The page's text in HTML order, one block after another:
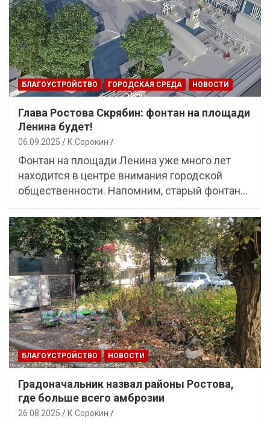
БЛАГОУСТРОЙСТВО ГОРОДСКАЯ СРЕДА НОВОСТИ
Глава Ростова Скрябин: фонтан на площади
Ленина будет!
06.09.2025 К.Сорокин
Фонтан на площади Ленина уже много лет
находится в центре внимания городской
общественности. Напомним, старый фонтан…
БЛАГОУСТРОЙСТВО НОВОСТИ
Градоначальник назвал районы Ростова,
где больше всего амброзии
26.08.2025 К.Сорокин